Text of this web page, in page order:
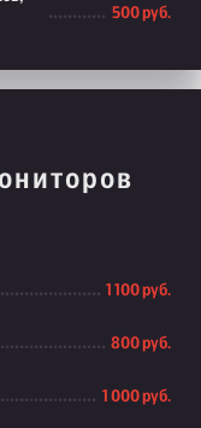
500 руб.
1 100 руб.
800 руб.
1 000 руб.